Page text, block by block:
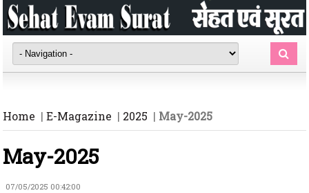
Home |E-Magazine | 2025 | May-2025
May-2025
07/05/2025 00:42:00